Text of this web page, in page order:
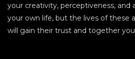
your creativity, perceptiveness,
your own life, but the lives of these
will gain their trust and together